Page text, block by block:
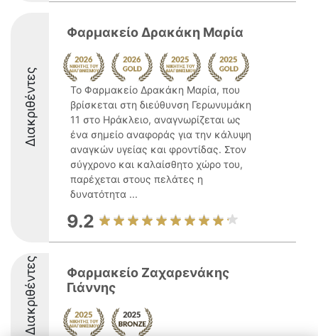
Διακριθέντες
Φαρμακείο Δρακάκη Μαρία
Το Φαρμακείο Δρακάκη Μαρία, που
βρίσκεται στη διεύθυνση Γερωνυμάκη
11 στο Ηράκλειο, αναγνωρίζεται ως
ένα σημείο αναφοράς για την κάλυψη
αναγκών υγείας και φροντίδας. Στον
σύγχρονο και καλαίσθητο χώρο του,
παρέχεται στους πελάτες η
δυνατότητα ...
9.2
Διακριθέντες
Φαρμακείο Ζαχαρενάκης
Γιάννης